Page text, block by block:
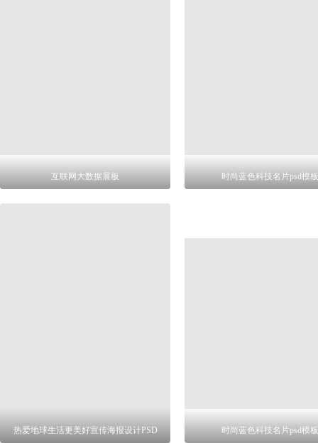
互联网大数据展板 时尚蓝色科技名片psd模板
热爱地球生活更美好宣传海报设计PSD 时尚蓝色科技名片psd模板